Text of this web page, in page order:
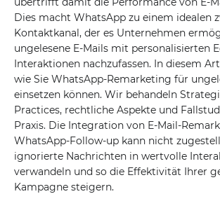
Dies macht WhatsApp zu einem idealen
Kontaktkanal, der es Unternehmen
ungelesene E-Mails mit personalisierten
Interaktionen nachzufassen. In diesem
wie Sie WhatsApp-Remarketing für
einsetzen können. Wir behandeln
Practices, rechtliche Aspekte und
Praxis. Die Integration von E-Mail-
WhatsApp-Follow-up kann nicht
ignorierte Nachrichten in wertvolle
verwandeln und so die Effektivität Ihrer
Kampagne steigern.